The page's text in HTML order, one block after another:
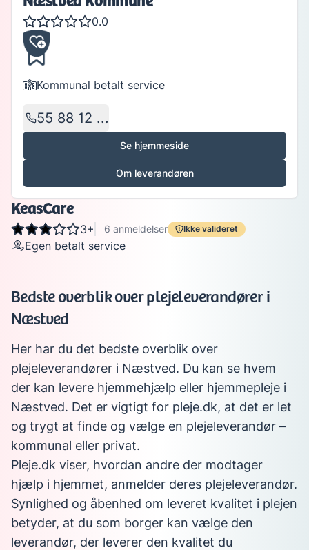
0.0
55 88 12 ...
Se hjemmeside
Om leverandøren
Kommunal betalt service
KeasCare
3+ 6 anmeldelser Ikke valideret
Egen betalt service
Bedste overblik over plejeleverandører i
Næstved
Her har du det bedste overblik over
plejeleverandører i Næstved. Du kan se hvem
der kan levere hjemmehjælp eller hjemmepleje i
Næstved. Det er vigtigt for pleje.dk, at det er let
og trygt at finde og vælge en plejeleverandør –
kommunal eller privat.
Pleje.dk viser, hvordan andre der modtager
hjælp i hjemmet, anmelder deres plejeleverandør.
Synlighed og åbenhed om leveret kvalitet i plejen
betyder, at du som borger kan vælge den
leverandør, der leverer den kvalitet du